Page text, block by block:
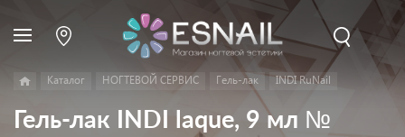
Каталог НОГТЕВОЙ СЕРВИС Гель-лак INDI RuNail
Гель-лак INDI laque, 9 мл №